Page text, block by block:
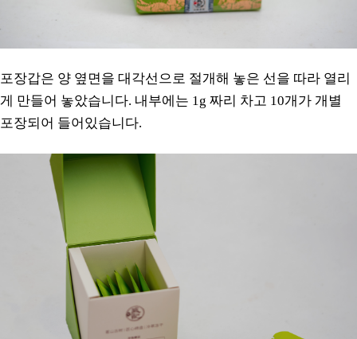
포장갑은 양 옆면을 대각선으로 절개해 놓은 선을 따라 열리
게 만들어 놓았습니다. 내부에는 1g 짜리 차고 10개가 개별
포장되어 들어있습니다.